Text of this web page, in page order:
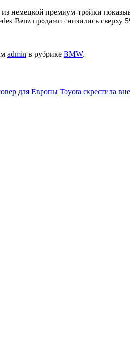
немецкой премиум-тройки
Benz продажи снизились
admin в рубрике BMW.
для Европы Toyota скрестила